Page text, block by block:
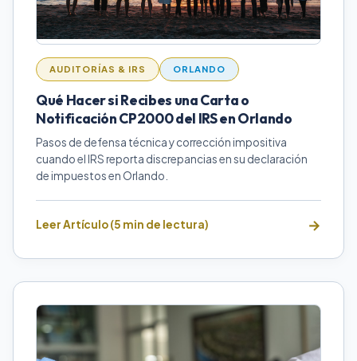
AUDITORÍAS & IRS ORLANDO
Qué Hacer si Recibes una Carta o
Notificación CP2000 del IRS en Orlando
Pasos de defensa técnica y corrección impositiva
cuando el IRS reporta discrepancias en su declaración
de impuestos en Orlando.
Leer Artículo (5 min de lectura)